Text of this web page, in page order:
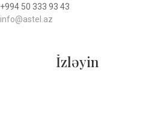
+994 50 333 93 43
info@astel.az
İzləyin